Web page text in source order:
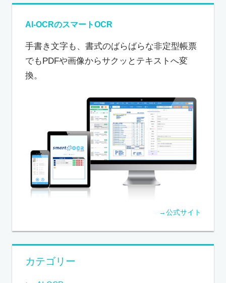
AI-OCRのスマートOCR
手書き文字も、書式のばらばらな非定型帳票
でもPDFや画像からサクッとテキストへ変
換。
→公式サイト
カテゴリー